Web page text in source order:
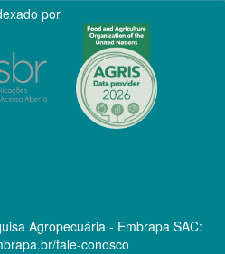
por
Agropecuária - Embrapa SAC:
fale-conosco